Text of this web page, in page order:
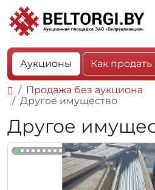
Аукционы Как продать
Продажа без аукциона
Другое имущество
Другое